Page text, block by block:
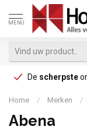
MENU
De scherpste
Home / Merken /
Abena